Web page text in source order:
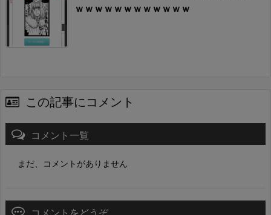
ｗｗｗｗｗｗｗｗｗｗｗｗ
この記事にコメント
コメント一覧
まだ、コメントがありません
コメントをどうぞ